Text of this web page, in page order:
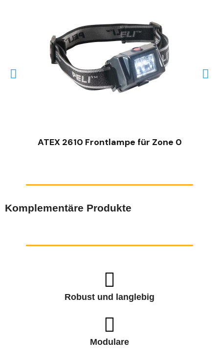
ATEX 2610 Frontlampe für Zone 0
Komplementäre Produkte
Robust und langlebig
Modulare